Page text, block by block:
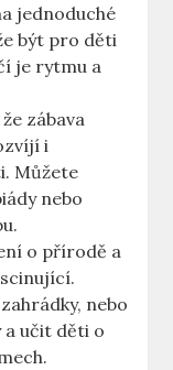
jednoduché
být pro děti
je rytmu a
zábava
i
Můžete
nebo
o přírodě a
nebo
učit děti o